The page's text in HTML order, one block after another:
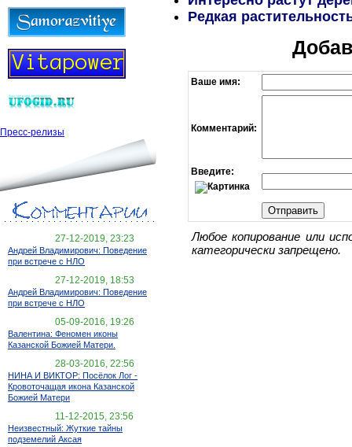
Пресс-релизы
27-12-2019, 23:23
Андрей Владимирович: Поведение
при встрече с НЛО
27-12-2019, 18:53
Андрей Владимирович: Поведение
при встрече с НЛО
05-09-2016, 19:26
Валентина: Феномен иконы
Казанской Божией Матери.
28-03-2016, 22:56
НИНА И ВИКТОР: Посёлок Лог -
Кровоточащая икона Казанской
Божией Матери
11-12-2015, 23:56
Неизвестный: Жуткие тайны
подземелий Аксая
Редкая
Ваше имя:
Комментарий:
Введите:
Любое копирование или
категорически запрещено.